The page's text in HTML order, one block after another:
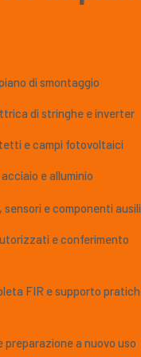
e Supporto
su adempimenti
di smontaggio
di stringhe e inverter
e campi fotovoltaici
e alluminio
sensori e componenti
e conferimento
FIR e supporto
preparazione a nuovo uso